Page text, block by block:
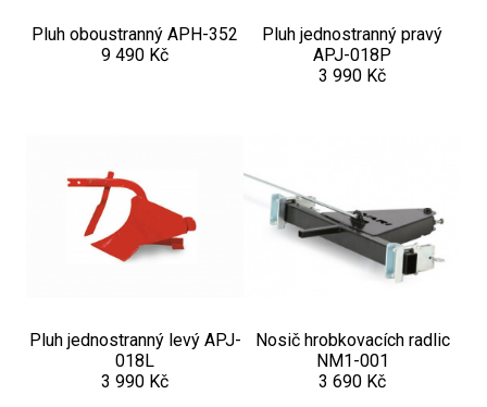
Pluh oboustranný APH-352
9 490 Kč
Pluh jednostranný pravý
APJ-018P
3 990 Kč
Pluh jednostranný levý APJ-
018L
3 990 Kč
Nosič hrobkovacích radlic
NM1-001
3 690 Kč